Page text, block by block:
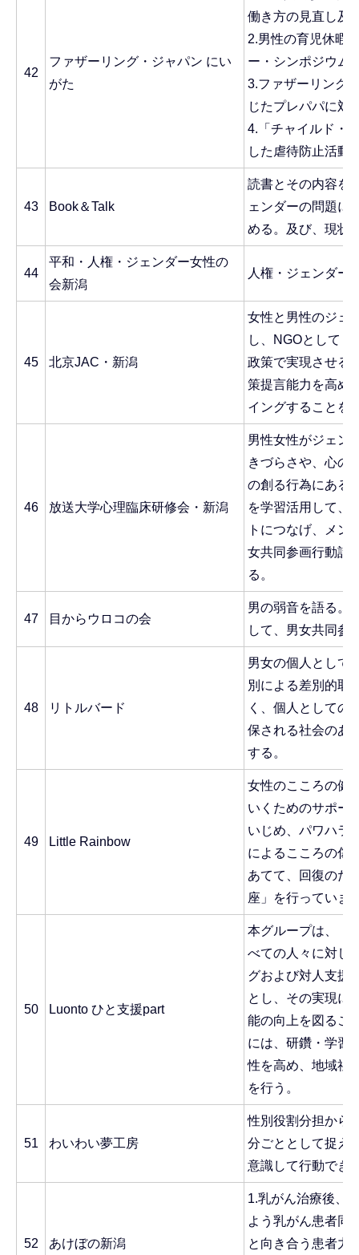
42
ファザーリング・ジャパン にい
がた
働き方の見直し及
2.男性の育児休暇
ー・シンポジウム
3.ファザーリング
じたプレパパに対
4.「チャイルド・
した虐待防止活動
43 Book＆Talk
読書とその内容を
ェンダーの問題に
める。及び、現状
44
平和・人権・ジェンダー女性の
会新潟
人権・ジェンダー
45 北京JAC・新潟
女性と男性のジェ
し、NGOとして
政策で実現させる
策提言能力を高め
イングすることを
46 放送大学心理臨床研修会・新潟
男性女性がジェン
きづらさや、心の
の創る行為にある
を学習活用して、
トにつなげ、メン
女共同参画行動計
る。
47 目からウロコの会
男の弱音を語る。
して、男女共同参
48 リトルバード
男女の個人として
別による差別的取
く、個人としての
保される社会のあ
する。
49 Little Rainbow
女性のこころの健
いくためのサポー
いじめ、パワハラ
によるこころの傷
あてて、回復のた
座」を行っていま
50 Luonto ひと支援part
本グループは、「
べての人々に対し
グおよび対人支援
とし、その実現に
能の向上を図るこ
には、研鑽・学習
性を高め、地域社
を行う。
51 わいわい夢工房
性別役割分担から
分ごととして捉え
意識して行動でき
52 あけぼの新潟
1.乳がん治療後、
よう乳がん患者同
と向き合う患者力